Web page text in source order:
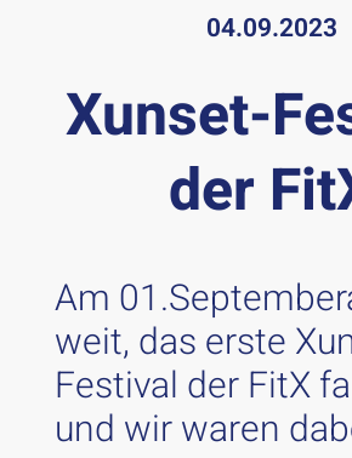
04.09.2023
Xunset-
der
Am
weit, das erste
Festival der FitX
und wir waren